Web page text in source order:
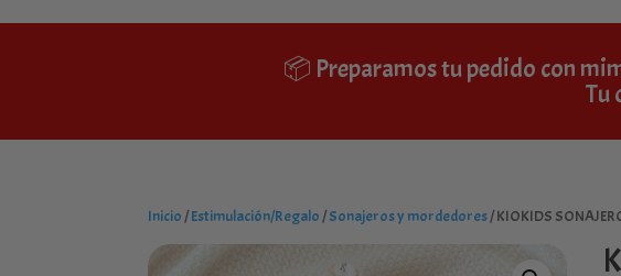
📦 Preparamos tu pedido con
Tu
Inicio /Estimulación/Regalo /Sonajeros y mordedores/ KIOKIDS